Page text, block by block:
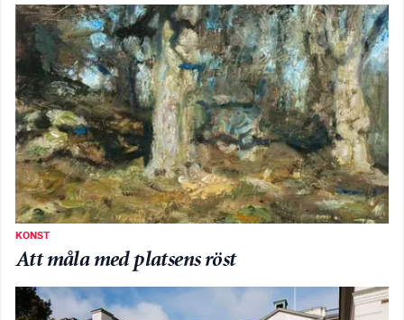
KONST
Att måla med platsens röst